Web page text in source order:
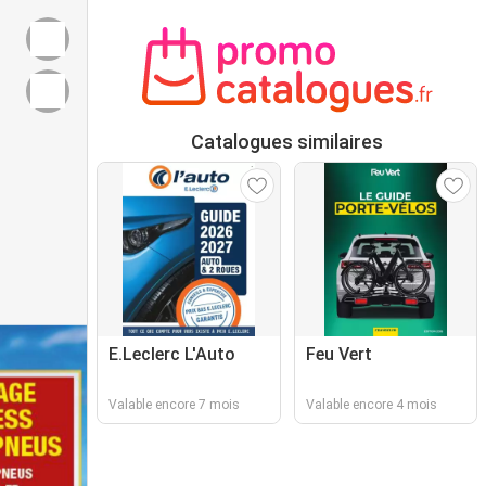
Catalogues similaires
E.Leclerc L'Auto
Valable encore 7 mois
Feu Vert
Valable encore 4 mois